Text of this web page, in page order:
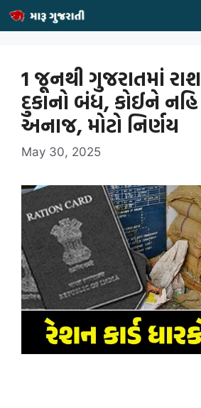
Skip
1 જૂનથી ગુજરાતમાં
દુકાનો બંધ, કોઈને
અનાજ, મોટો નિર્ણય
May 30, 2025